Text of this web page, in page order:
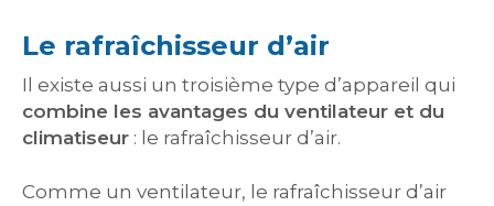
Le rafraîchisseur d’air
Il existe aussi un troisième type d’appareil qui
combine les avantages du ventilateur et du
climatiseur : le rafraîchisseur d’air.
Comme un ventilateur, le rafraîchisseur d’air